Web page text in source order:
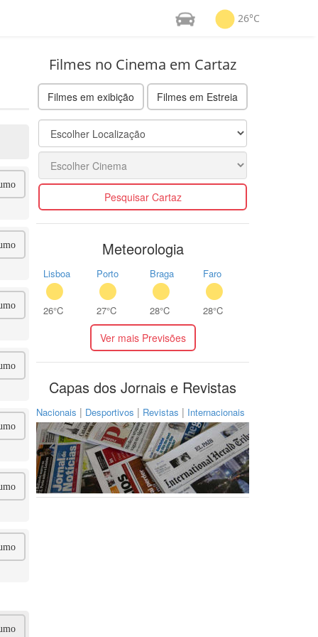
26°C
Filmes no Cinema em Cartaz
Filmes em exibição Filmes em Estreia
Pesquisar Cartaz
Meteorologia
Lisboa
26°C
Porto
27°C
Braga
28°C
Faro
28°C
Ver mais Previsões
Capas dos Jornais e Revistas
Nacionais | Desportivos | Revistas | Internacionais